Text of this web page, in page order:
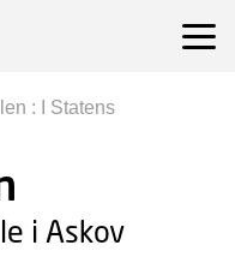
: I Statens
i Askov